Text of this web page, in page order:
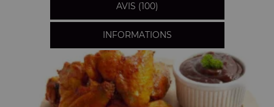
AVIS (100)
INFORMATIONS